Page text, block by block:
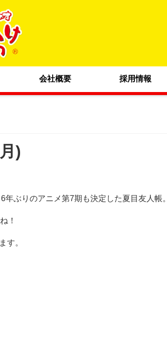
会社概要 採用情報
)
年ぶりのアニメ第7期も決定した夏目友人帳。
！
す。